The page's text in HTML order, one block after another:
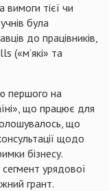
вимоги тієї чи
була
до працівників,
(«м’які» та
першого на
що працює для
що
щодо
бізнесу.
урядової
грант.